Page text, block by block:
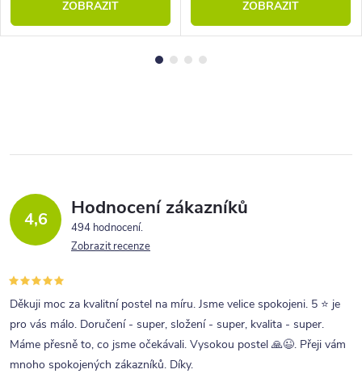
ZOBRAZIT ZOBRAZIT
4,6 Hodnocení zákazníků
494 hodnocení
Zobrazit recenze
Děkuji moc za kvalitní postel na míru. Jsme velice spokojeni. 5 ⭐ je
pro vás málo. Doručení - super, složení - super, kvalita - super.
Máme přesně to, co jsme očekávali. Vysokou postel 🙏😉. Přeji vám
mnoho spokojených zákazníků. Díky.